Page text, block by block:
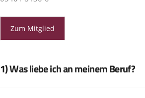
Zum Mitglied
1) Was liebe ich an meinem Beruf?